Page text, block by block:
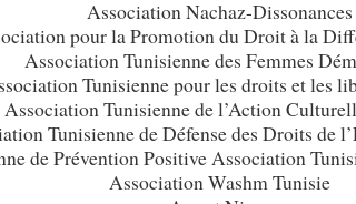
Association Nachaz-Dissonances
pour la Promotion du Droit à la
Association Tunisienne des Femmes
Tunisienne pour les droits et les
Association Tunisienne de l’Action
Tunisienne de Défense des Droits de
de Prévention Positive Association
Association Washm Tunisie